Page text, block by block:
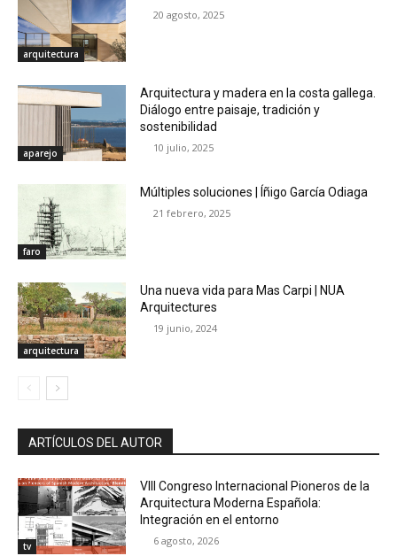
arquitectura
20 agosto, 2025
aparejo
Arquitectura y madera en la costa gallega.
Diálogo entre paisaje, tradición y
sostenibilidad
10 julio, 2025
faro
Múltiples soluciones | Íñigo García Odiaga
21 febrero, 2025
arquitectura
Una nueva vida para Mas Carpi | NUA
Arquitectures
19 junio, 2024
ARTÍCULOS DEL AUTOR
tv
VIII Congreso Internacional Pioneros de la
Arquitectura Moderna Española:
Integración en el entorno
6 agosto, 2026